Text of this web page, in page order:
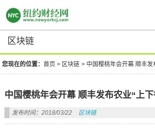
区块链
您现在的位置：首页 > 区块链 > 中国樱桃年会开幕 顺丰发
中国樱桃年会开幕 顺丰发布农业“上
发布时间：2018/03/22 区块链